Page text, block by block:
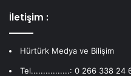
İletişim :
Hürtürk Medya ve Bilişim
Tel................: 0 266 338 24